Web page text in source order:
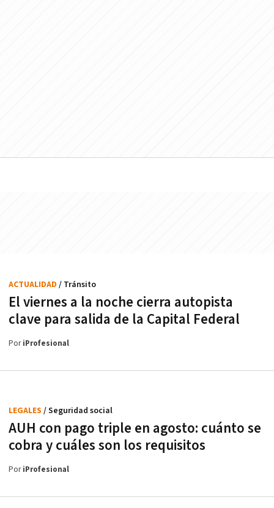
El viernes a la noche cierra autopista
clave para salida de la Capital Federal
ACTUALIDAD / Tránsito
PoriProfesional
AUH con pago triple en agosto: cuánto se
cobra y cuáles son los requisitos
LEGALES / Seguridad social
PoriProfesional